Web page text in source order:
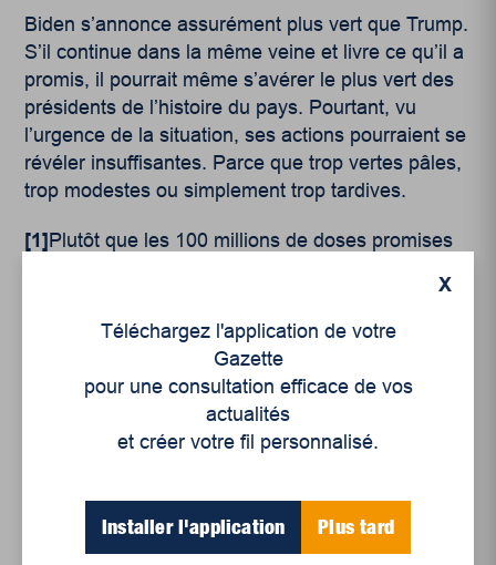
Biden s’annonce assurément plus vert que Trump.
S’il continue dans la même veine et livre ce qu’il a
promis, il pourrait même s’avérer le plus vert des
présidents de l’histoire du pays. Pourtant, vu
l’urgence de la situation, ses actions pourraient se
révéler insuffisantes. Parce que trop vertes pâles,
trop modestes ou simplement trop tardives.
[1] Plutôt que les 100 millions de doses promises
plutôt 240 millions de doses qui ont été injectées
dans des bras américains.
Articles récents
X
Téléchargez l'application de votre
Gazette
pour une consultation efficace de vos
actualités
et créer votre fil personnalisé.
Installer l'application Plus tard